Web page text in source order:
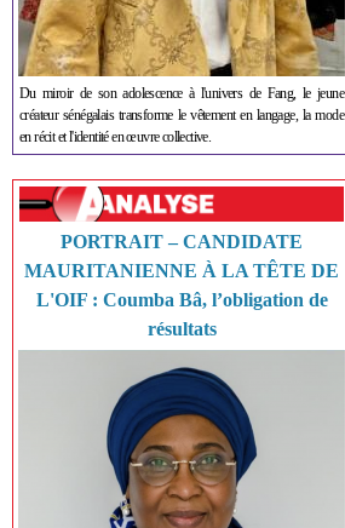
Du miroir de son adolescence à l'univers de Fang, le jeune
créateur sénégalais transforme le vêtement en langage, la mode
en récit et l'identité en œuvre collective.
PORTRAIT – CANDIDATE
MAURITANIENNE À LA TÊTE DE
L'OIF : Coumba Bâ, l’obligation de
résultats